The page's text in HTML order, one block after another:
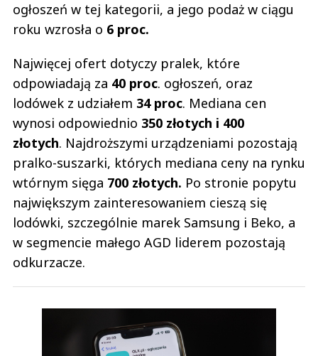
ogłoszeń w tej kategorii, a jego podaż w ciągu
roku wzrosła o 6 proc.
Najwięcej ofert dotyczy pralek, które
odpowiadają za 40 proc. ogłoszeń, oraz
lodówek z udziałem 34 proc. Mediana cen
wynosi odpowiednio 350 złotych i 400
złotych. Najdroższymi urządzeniami pozostają
pralko-suszarki, których mediana ceny na rynku
wtórnym sięga 700 złotych. Po stronie popytu
największym zainteresowaniem cieszą się
lodówki, szczególnie marek Samsung i Beko, a
w segmencie małego AGD liderem pozostają
odkurzacze.